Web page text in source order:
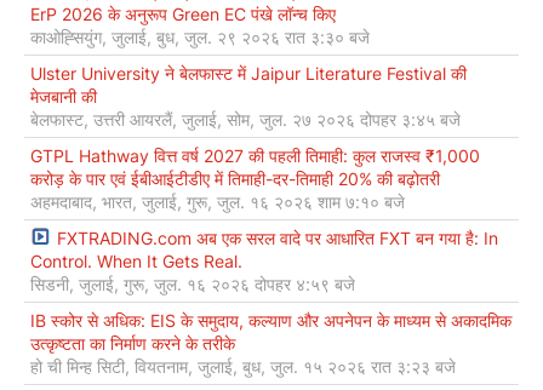
ErP 2026 के अनुरूप Green EC पंखे लॉन्च किए
काओह्सियुंग, जुलाई, बुध, जुल. २९ २०२६ रात ३:३० बजे
Ulster University ने बेलफास्ट में Jaipur Literature Festival की
मेजबानी की
बेलफास्ट, उत्तरी आयरलैं, जुलाई, सोम, जुल. २७ २०२६ दोपहर ३:४५ बजे
GTPL Hathway वित्त वर्ष 2027 की पहली तिमाही: कुल राजस्व ₹1,000
करोड़ के पार एवं ईबीआईटीडीए में तिमाही-दर-तिमाही 20% की बढ़ोतरी
अहमदाबाद, भारत, जुलाई, गुरू, जुल. १६ २०२६ शाम ७:१० बजे
FXTRADING.com अब एक सरल वादे पर आधारित FXT बन गया है: In
Control. When It Gets Real.
सिडनी, जुलाई, गुरू, जुल. १६ २०२६ दोपहर ४:५९ बजे
IB स्कोर से अधिक: EIS के समुदाय, कल्याण और अपनेपन के माध्यम से अकादमिक
उत्कृष्टता का निर्माण करने के तरीके
हो ची मिन्ह सिटी, वियतनाम, जुलाई, बुध, जुल. १५ २०२६ रात ३:२३ बजे